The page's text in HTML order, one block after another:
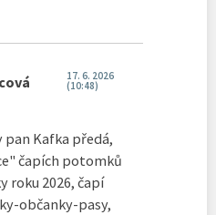
17. 6. 2026
(10:48)
pan Kafka předá,
čapích potomků
roku 2026, čapí
občanky-pasy,